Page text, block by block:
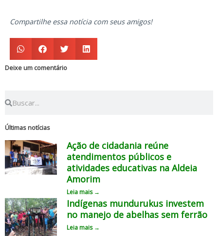
Compartilhe essa notícia com seus amigos!
Deixe um comentário
Últimas notícias
Ação de cidadania reúne
atendimentos públicos e
atividades educativas na Aldeia
Amorim
Leia mais →
Indígenas mundurukus investem
no manejo de abelhas sem ferrão
Leia mais →